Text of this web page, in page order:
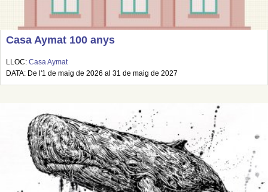
Casa Aymat 100 anys
LLOC: Casa Aymat
DATA: De l'1 de maig de 2026 al 31 de maig de 2027